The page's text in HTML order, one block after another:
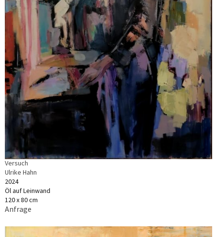
Versuch
Ulrike Hahn
2024
Öl auf Leinwand
120 x 80 cm
Anfrage